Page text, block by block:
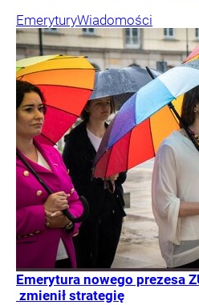
EmeryturyWiadomości
Emerytura nowego prezesa
zmienił strategię